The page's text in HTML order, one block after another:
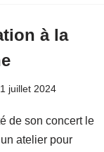
à la
1 juillet 2024
de son concert le
atelier pour